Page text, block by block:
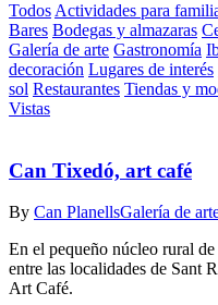
Todos Actividades para
Bares Bodegas y almazaras
Galería de arte Gastronomía
decoración Lugares de interés
sol Restaurantes Tiendas y
Vistas
Can Tixedó, art café
By Can PlanellsGalería de
En el pequeño núcleo rural
entre las localidades de Sant
Art Café.